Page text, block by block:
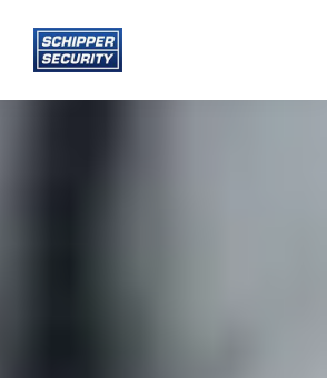
Utrecht › Bunnik